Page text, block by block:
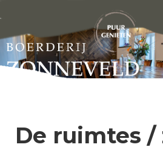
De ruimtes /